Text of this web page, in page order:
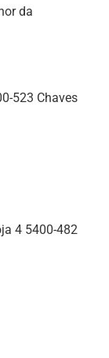
da
523 Chaves
4 5400-482